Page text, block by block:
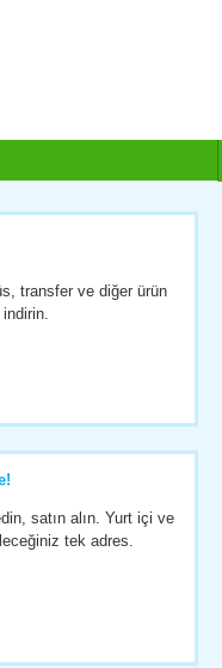
transfer ve diğer ürün
satın alın. Yurt içi ve
tek adres.